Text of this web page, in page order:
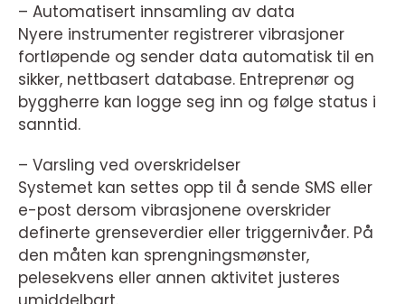
– Automatisert innsamling av data
Nyere instrumenter registrerer vibrasjoner
fortløpende og sender data automatisk til en
sikker, nettbasert database. Entreprenør og
byggherre kan logge seg inn og følge status i
sanntid.
– Varsling ved overskridelser
Systemet kan settes opp til å sende SMS eller
e-post dersom vibrasjonene overskrider
definerte grenseverdier eller triggernivåer. På
den måten kan sprengningsmønster,
pelesekvens eller annen aktivitet justeres